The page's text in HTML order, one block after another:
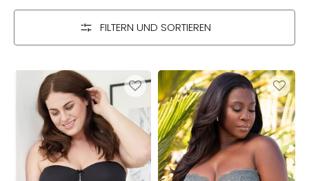
FILTERN UND SORTIEREN
Liberty
Conscious
Black
BH
Diamond
Olive